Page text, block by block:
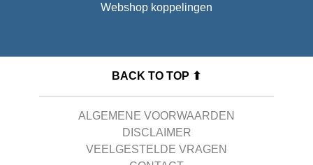
Webshop koppelingen
BACK TO TOP ⬆
ALGEMENE VOORWAARDEN
DISCLAIMER
VEELGESTELDE VRAGEN